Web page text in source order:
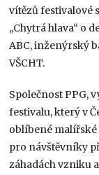
vítězů festivalové
„Chytrá hlava“ o
ABC, inženýrský
VŠCHT.
Společnost PPG,
festivalu, který v
oblíbené malířské
pro návštěvníky
záhadách vzniku